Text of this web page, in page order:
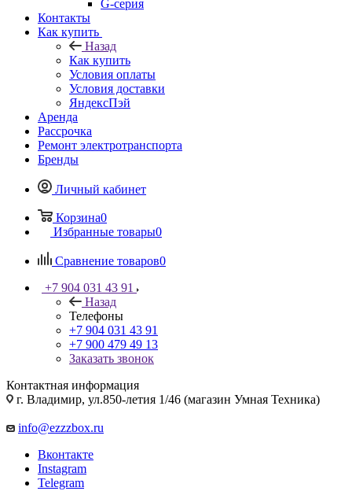
G-серия
Контакты
Как купить
Назад
Как купить
Условия оплаты
Условия доставки
ЯндексПэй
Аренда
Рассрочка
Ремонт электротранспорта
Бренды
Личный кабинет
Корзина0
Избранные товары0
Сравнение товаров0
+7 904 031 43 91
Назад
Телефоны
+7 904 031 43 91
+7 900 479 49 13
Заказать звонок
Контактная информация
г. Владимир, ул.850-летия 1/46 (магазин Умная Техника)
info@ezzzbox.ru
Вконтакте
Instagram
Telegram